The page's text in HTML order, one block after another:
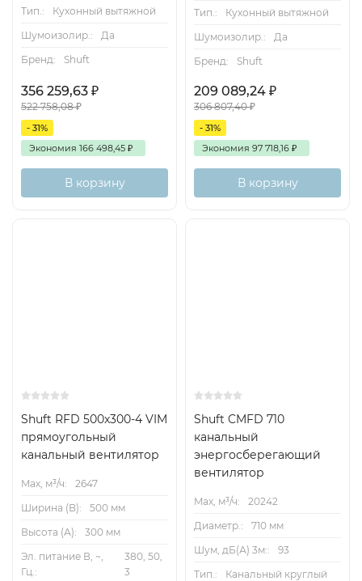
Тип.:
Кухонный вытяжной
Шумоизолир.:
Да
Бренд:
Shuft
356 259,63 ₽
522 758,08₽
- 31%
Экономия 166 498,45 ₽
В корзину
Тип.:
Кухонный вытяжной
Шумоизолир.:
Да
Бренд:
Shuft
209 089,24 ₽
306 807,40₽
- 31%
Экономия 97 718,16 ₽
В корзину
Shuft RFD 500x300-4 VIM
прямоугольный
канальный вентилятор
Max, м³/ч:
2647
Ширина (B):
500 мм
Высота (А):
300 мм
Эл. питание В, ~,
Гц.:
380, 50,
3
Shuft CMFD 710
канальный
энергосберегающий
вентилятор
Max, м³/ч:
20242
Диаметр.:
710 мм
Шум, дБ(А) 3м::
93
Тип.:
Канальный круглый